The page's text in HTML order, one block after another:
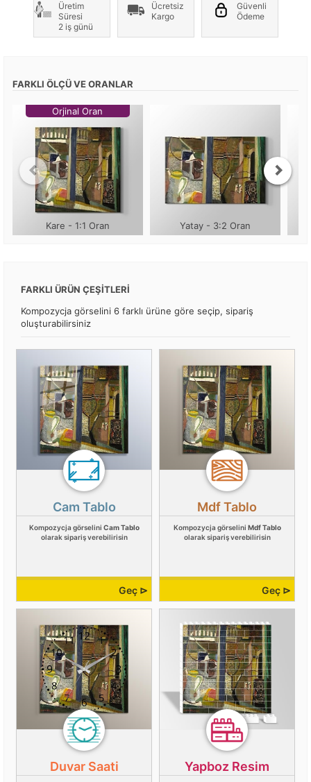
Üretim
Süresi
2 iş günü
Ücretsiz
Kargo
Güvenli
Ödeme
FARKLI ÖLÇÜ VE ORANLAR
Orjinal Oran
Kare - 1:1 Oran Yatay - 3:2 Oran
FARKLI ÜRÜN ÇEŞİTLERİ
Kompozycja görselini 6 farklı ürüne göre seçip, sipariş
oluşturabilirsiniz
Cam Tablo
Kompozycja görselini Cam Tablo
olarak sipariş verebilirisin
Geç ⊳
Mdf Tablo
Kompozycja görselini Mdf Tablo
olarak sipariş verebilirisin
Geç ⊳
Duvar Saati Yapboz Resim